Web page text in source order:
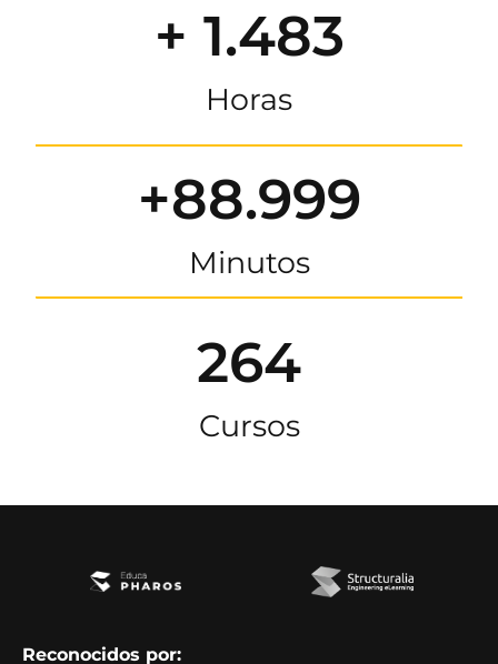
+ 1.483
Horas
+88.999
Minutos
264
Cursos
Reconocidos por: